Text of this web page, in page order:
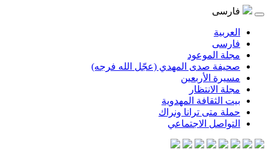
فارسی
العربية
فارسی
مجلة الموعود
صحيفة صدى المهدي (عجّل الله فرجه)
مسيرة الأربعين
مجلة الانتظار
بيت الثقافة المهدوية
حملة متى ترانا ونراك
التواصل الاجتماعي